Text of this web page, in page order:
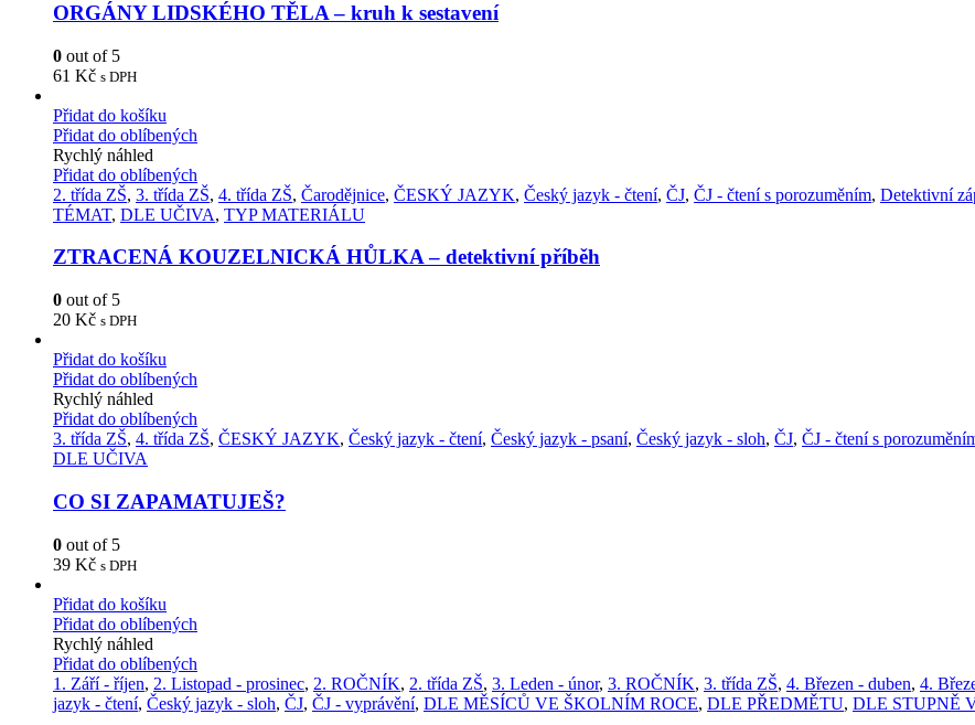
ORGÁNY LIDSKÉHO TĚLA – kruh k sestavení
0 out of 5
61 Kč s DPH
Přidat do košíku
Přidat do oblíbených
Rychlý náhled
Přidat do oblíbených
2. třída ZŠ, 3. třída ZŠ, 4. třída ZŠ, Čarodějnice, ČESKÝ JAZYK, Český jazyk - čtení, ČJ, ČJ - čtení s porozuměním, Detektivní
TÉMAT, DLE UČIVA, TYP MATERIÁLU
ZTRACENÁ KOUZELNICKÁ HŮLKA – detektivní příběh
0 out of 5
20 Kč s DPH
Přidat do košíku
Přidat do oblíbených
Rychlý náhled
Přidat do oblíbených
3. třída ZŠ, 4. třída ZŠ, ČESKÝ JAZYK, Český jazyk - čtení, Český jazyk - psaní, Český jazyk - sloh, ČJ, ČJ - čtení s
DLE UČIVA
CO SI ZAPAMATUJEŠ?
0 out of 5
39 Kč s DPH
Přidat do košíku
Přidat do oblíbených
Rychlý náhled
Přidat do oblíbených
1. Září - říjen, 2. Listopad - prosinec, 2. ROČNÍK, 2. třída ZŠ, 3. Leden - únor, 3. ROČNÍK, 3. třída ZŠ, 4. Březen - duben, 4.
jazyk - čtení, Český jazyk - sloh, ČJ, ČJ - vyprávění, DLE MĚSÍCŮ VE ŠKOLNÍM ROCE, DLE PŘEDMĚTU, DLE STUPNĚ